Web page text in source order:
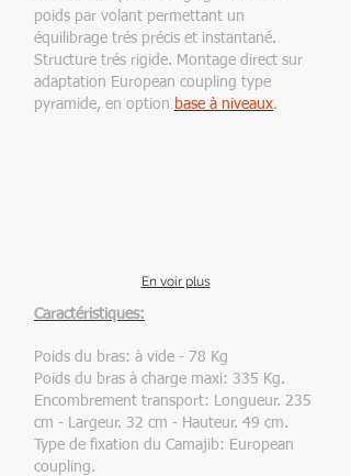
poids par volant permettant un
équilibrage trés précis et instantané.
Structure trés rigide. Montage direct sur
adaptation European coupling type
pyramide, en option base à niveaux.
En voir plus
Caractéristiques:
Poids du bras: à vide - 78 Kg
Poids du bras à charge maxi: 335 Kg.
Encombrement transport: Longueur. 235
cm - Largeur. 32 cm - Hauteur. 49 cm.
Type de fixation du Camajib: European
coupling.